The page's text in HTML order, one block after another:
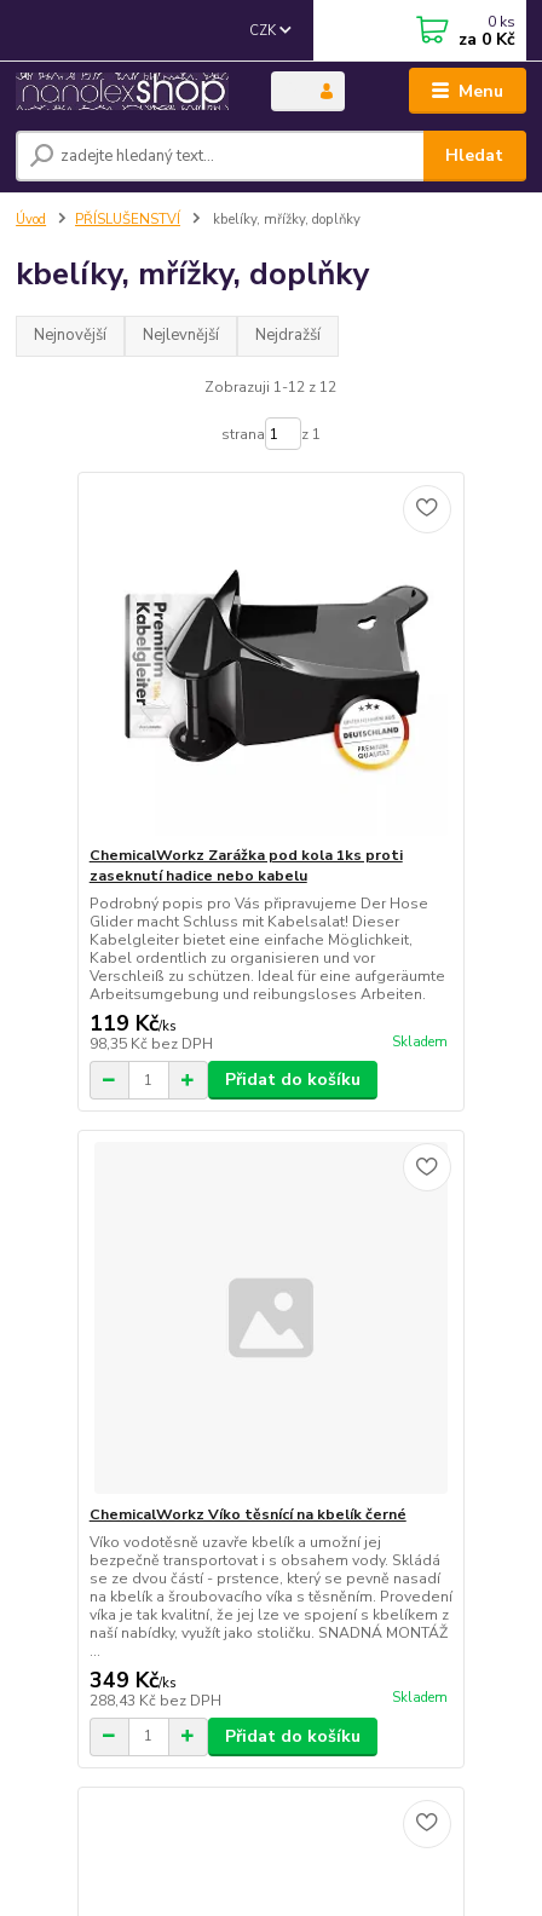
Menu
CZK
Hledat
0 ks
za 0 Kč
Úvod PŘÍSLUŠENSTVÍ kbelíky, mřížky, doplňky
kbelíky, mřížky, doplňky
Nejnovější Nejlevnější Nejdražší
Zobrazuji 1-12 z 12
strana z 1
ChemicalWorkz Zarážka pod kola 1ks proti
zaseknutí hadice nebo kabelu
Podrobný popis pro Vás připravujeme Der Hose
Glider macht Schluss mit Kabelsalat! Dieser
Kabelgleiter bietet eine einfache Möglichkeit,
Kabel ordentlich zu organisieren und vor
Verschleiß zu schützen. Ideal für eine aufgeräumte
Arbeitsumgebung und reibungsloses Arbeiten.
119 Kč/ks
98,35 Kč bez DPH Skladem
Přidat do košíku
ChemicalWorkz Víko těsnící na kbelík černé
Víko vodotěsně uzavře kbelík a umožní jej
bezpečně transportovat i s obsahem vody. Skládá
se ze dvou částí - prstence, který se pevně nasadí
na kbelík a šroubovacího víka s těsněním. Provedení
víka je tak kvalitní, že jej lze ve spojení s kbelíkem z
naší nabídky, využít jako stoličku. SNADNÁ MONTÁŽ
...
349 Kč/ks
288,43 Kč bez DPH Skladem
Přidat do košíku